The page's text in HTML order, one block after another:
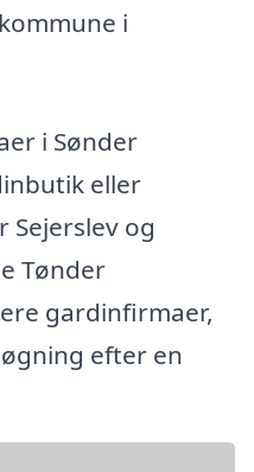
i
i Sønder
eller
og
Tønder
gardinfirmaer,
efter en